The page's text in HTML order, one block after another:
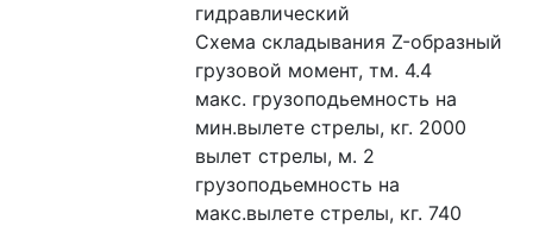
гидравлический
Схема складывания Z-образный
грузовой момент, тм. 4.4
макс. грузоподьемность на
мин.вылете стрелы, кг. 2000
вылет стрелы, м. 2
грузоподьемность на
макс.вылете стрелы, кг. 740